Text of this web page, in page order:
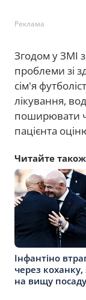
Реклама
Згодом у ЗМІ
проблеми зі
сім'я
лікування,
поширювати
пацієнта
Читайте
Інфантіно
через
на вищу посаду